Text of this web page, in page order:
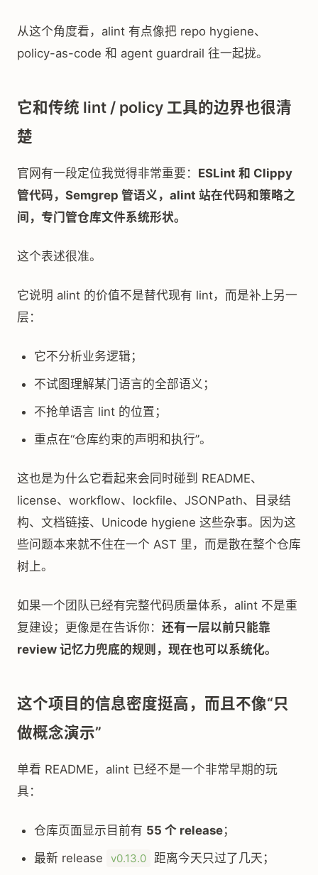
从这个角度看，alint 有点像把 repo hygiene、
policy-as-code 和 agent guardrail 往一起拢。
它和传统 lint / policy 工具的边界也很清
楚
官网有一段定位我觉得非常重要： ESLint 和 Clippy
管代码，Semgrep 管语义，alint 站在代码和策略之
间，专门管仓库文件系统形状。
这个表述很准。
它说明 alint 的价值不是替代现有 lint，而是补上另一
层：
它不分析业务逻辑；
不试图理解某门语言的全部语义；
不抢单语言 lint 的位置；
重点在“仓库约束的声明和执行”。
这也是为什么它看起来会同时碰到 README、
license、workflow、lockfile、JSONPath、目录结
构、文档链接、Unicode hygiene 这些杂事。因为这
些问题本来就不住在一个 AST 里，而是散在整个仓库
树上。
如果一个团队已经有完整代码质量体系，alint 不是重
复建设；更像是在告诉你： 还有一层以前只能靠
review 记忆力兜底的规则，现在也可以系统化。
这个项目的信息密度挺高，而且不像“只
做概念演示”
单看 README，alint 已经不是一个非常早期的玩
具：
仓库页面显示目前有 55 个 release；
最新 release
v0.13.0 距离今天只过了几天；